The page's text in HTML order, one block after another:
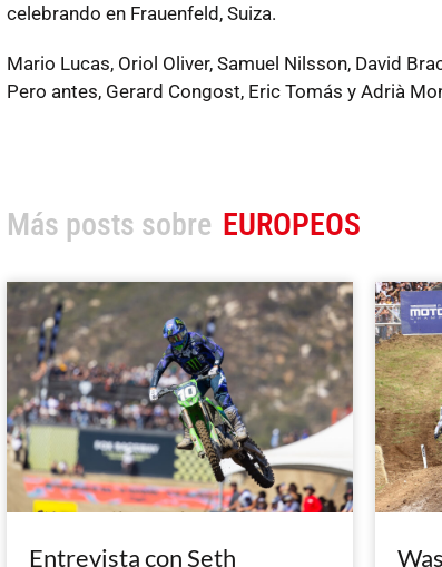
celebrando en Frauenfeld, Suiza.
Mario Lucas, Oriol Oliver, Samuel Nilsson, David
Pero antes, Gerard Congost, Eric Tomás y Adrià
Más posts sobre EUROPEOS
Entrevista con Seth